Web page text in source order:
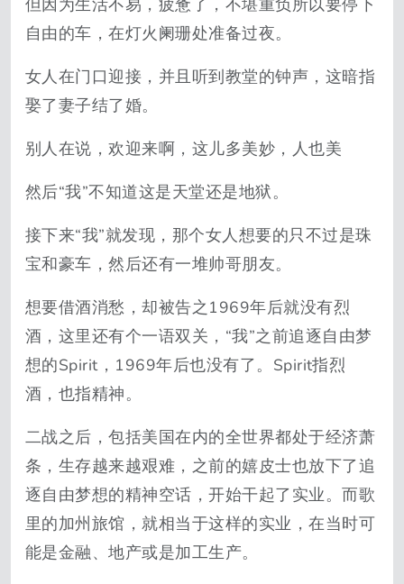
但因为生活不易，疲惫了，不堪重负所以要停下
自由的车，在灯火阑珊处准备过夜。
女人在门口迎接，并且听到教堂的钟声，这暗指
娶了妻子结了婚。
别人在说，欢迎来啊，这儿多美妙，人也美
然后“我”不知道这是天堂还是地狱。
接下来“我”就发现，那个女人想要的只不过是珠
宝和豪车，然后还有一堆帅哥朋友。
想要借酒消愁，却被告之1969年后就没有烈
酒，这里还有个一语双关，“我”之前追逐自由梦
想的Spirit，1969年后也没有了。Spirit指烈
酒，也指精神。
二战之后，包括美国在内的全世界都处于经济萧
条，生存越来越艰难，之前的嬉皮士也放下了追
逐自由梦想的精神空话，开始干起了实业。而歌
里的加州旅馆，就相当于这样的实业，在当时可
能是金融、地产或是加工生产。